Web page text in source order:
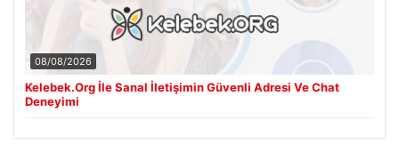
08/08/2026
Kelebek.Org İle Sanal İletişimin Güvenli Adresi Ve Chat
Deneyimi